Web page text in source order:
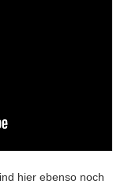
hier ebenso noch